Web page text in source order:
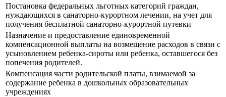
Постановка федеральных льготных категорий граждан,
нуждающихся в санаторно-курортном лечении, на учет для
получения бесплатной санаторно-курортной путевки
Назначение и предоставление единовременной
компенсационной выплаты на возмещение расходов в связи с
усыновлением ребенка-сироты или ребенка, оставшегося без
попечения родителей.
Компенсация части родительской платы, взимаемой за
содержание ребенка в дошкольных образовательных
учреждениях